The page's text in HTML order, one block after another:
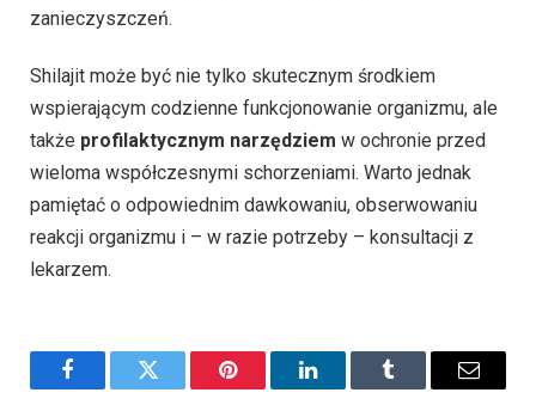
zanieczyszczeń.
Shilajit może być nie tylko skutecznym środkiem
wspierającym codzienne funkcjonowanie organizmu, ale
także profilaktycznym narzędziem w ochronie przed
wieloma współczesnymi schorzeniami. Warto jednak
pamiętać o odpowiednim dawkowaniu, obserwowaniu
reakcji organizmu i – w razie potrzeby – konsultacji z
lekarzem.
FacebookTwitter Pinterest LinkedInTumblr Email